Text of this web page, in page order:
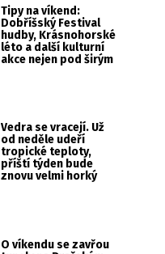
Tipy na víkend:
Dobříšský Festival
hudby, Krásnohorské
léto a další kulturní
akce nejen pod širým
Vedra se vracejí. Už
od neděle udeří
tropické teploty,
příští týden bude
znovu velmi horký
O víkendu se zavřou